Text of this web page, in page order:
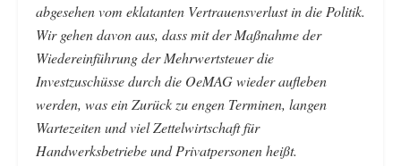
abgesehen vom eklatanten Vertrauensverlust in die Politik.
Wir gehen davon aus, dass mit der Maßnahme der
Wiedereinführung der Mehrwertsteuer die
Investzuschüsse durch die OeMAG wieder aufleben
werden, was ein Zurück zu engen Terminen, langen
Wartezeiten und viel Zettelwirtschaft für
Handwerksbetriebe und Privatpersonen heißt.